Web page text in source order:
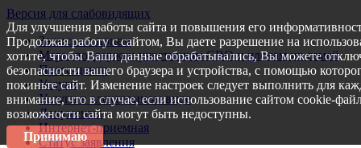
Версия для слабовидящих
Запись на прием
Меры поддержки участникам СВО и членам их семей
Пресс-центр
Услуги
Услуги в электронном виде
Документы
Интернет-приемная
Статус заявления
Для улучшения работы сайта и повышения его
Продолжая работу с сайтом, Вы даете разрешение на
хотите, чтобы Ваши данные обрабатывались, Вы можете
безопасности вашего браузера и устройства, с помощью
покиньте сайт. Изменение настроек следует выполнить для
внимание, что в случае, если использование сайтом cookie-
возможности сайта могут быть недоступны.
Принимаю